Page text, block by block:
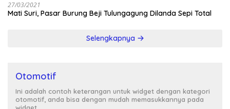
27/03/2021
Mati Suri, Pasar Burung Beji Tulungagung Dilanda Sepi Total
Selengkapnya
Otomotif
Ini adalah contoh keterangan untuk widget dengan kategori
otomotif, anda bisa dengan mudah memasukkannya pada